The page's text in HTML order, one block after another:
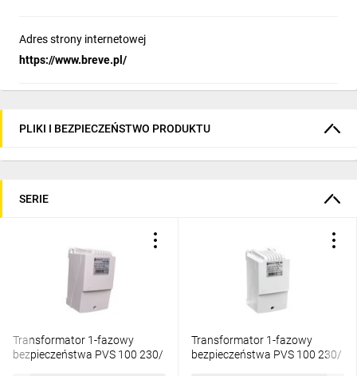
Adres strony internetowej
https://www.breve.pl/
PLIKI I BEZPIECZEŃSTWO PRODUKTU
SERIE
Transformator 1-fazowy
bezpieczeństwa PVS 100 230/
Transformator 1-fazowy
bezpieczeństwa PVS 100 230/